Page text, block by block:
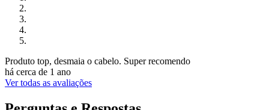
Produto top, desmaia o cabelo. Super recomendo
há cerca de 1 ano
Ver todas as avaliações